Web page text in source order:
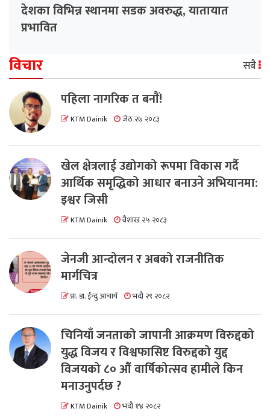
देशका विभिन्न स्थानमा सडक अवरुद्ध, यातायात
प्रभावित
विचार सबै
पहिला नागरिक त बनाैं!
KTM Dainik जेठ २७ २०८३
खेल क्षेत्रलाई उद्योगको रूपमा विकास गर्दै
आर्थिक समृद्धिको आधार बनाउने अभियानमा:
इश्वर जिसी
KTM Dainik वैशाख २५ २०८३
जेनजी आन्दोलन र अबको राजनीतिक
मार्गचित्र
प्रा. डा. ईन्दु आचार्य भदौ २९ २०८२
चिनियाँ जनताको जापानी आक्रमण विरुद्दको
युद्ध विजय र विश्वफासिष्ट विरुद्दको युद्द
विजयको ८० औं वार्षिकोत्सव हामीले किन
मनाउनुपर्दछ ?
KTM Dainik भदौ १४ २०८२